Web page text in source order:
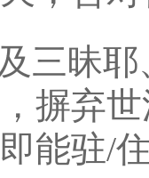
三昧
摒弃
能驻/